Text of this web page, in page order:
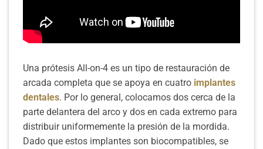
LEER MÁS Ortodoncia
Una prótesis All-on-4 es un tipo de restauración de
arcada completa que se apoya en cuatro implantes
dentales. Por lo general, colocamos dos cerca de la
parte delantera del arco y dos en cada extremo para
distribuir uniformemente la presión de la mordida.
Dado que estos implantes son biocompatibles, se